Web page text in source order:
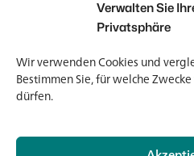
Verwalten Sie
Privatsphäre
Wir verwenden Cookies und
Bestimmen Sie, für welche
dürfen.
© 2026